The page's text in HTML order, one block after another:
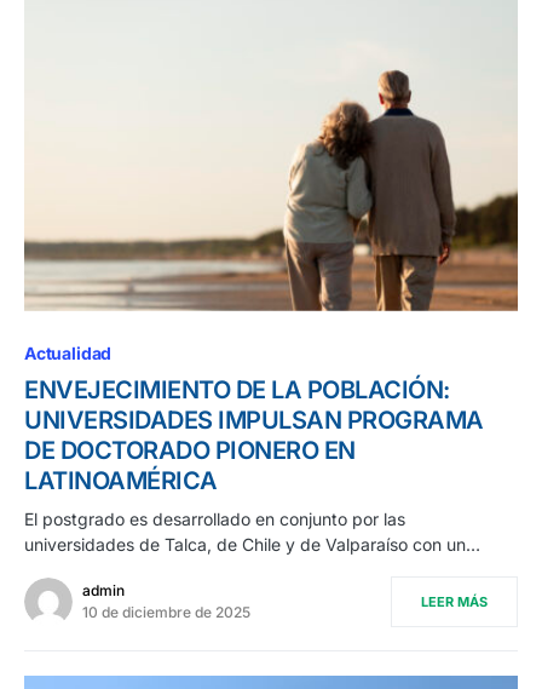
Actualidad
ENVEJECIMIENTO DE LA POBLACIÓN:
UNIVERSIDADES IMPULSAN PROGRAMA
DE DOCTORADO PIONERO EN
LATINOAMÉRICA
El postgrado es desarrollado en conjunto por las
universidades de Talca, de Chile y de Valparaíso con un…
admin
10 de diciembre de 2025
LEER MÁS